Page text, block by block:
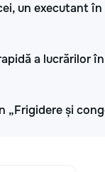
un executant
a lucrărilor
„Frigidere și